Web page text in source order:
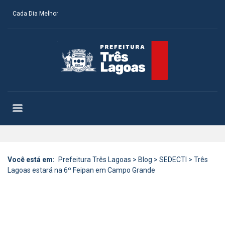
Cada Dia Melhor
Você está em: Prefeitura Três Lagoas > Blog > SEDECTI > Três
Lagoas estará na 6º Feipan em Campo Grande